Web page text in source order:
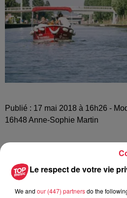
Publié : 17 mai 2018 à 16h26 -
16h48 Anne-Sophie Martin
A lire aussi
Le respect de votre vie
We and our (447) partnersdo the